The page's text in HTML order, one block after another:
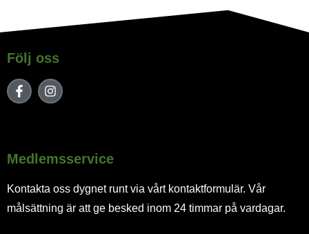
Följ oss
Medlemsservice
Kontakta oss dygnet runt via vårt kontaktformulär. Vår
målsättning är att ge besked inom 24 timmar på vardagar.